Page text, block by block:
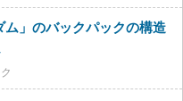
ム」のバックパックの構造